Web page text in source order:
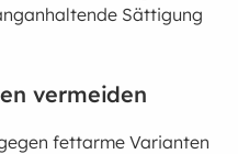
Sättigung
vermeiden
fettarme Varianten